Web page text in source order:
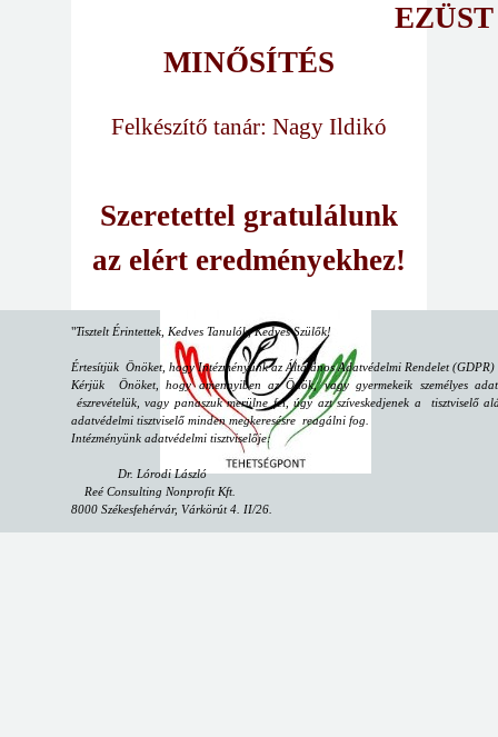
EZÜST
MINŐSÍTÉS
Felkészítő tanár: Nagy Ildikó
Szeretettel gratulálunk
az elért eredményekhez!
"Tisztelt Érintettek, Kedves Tanulók, Kedves Szülők!
Értesítjük Önöket, hogy Intézményünk az Általános Adatvédelmi Rendelet
Kérjük Önöket, hogy amennyiben az Önök, vagy gyermekeik személyes
észrevételük, vagy panaszuk merülne fel, úgy azt szíveskedjenek a tisztviselő
adatvédelmi tisztviselő minden megkeresésre reagálni fog.
Intézményünk adatvédelmi tisztviselője:
Dr. Lórodi László
Reé Consulting Nonprofit Kft.
8000 Székesfehérvár, Várkörút 4. II/26.